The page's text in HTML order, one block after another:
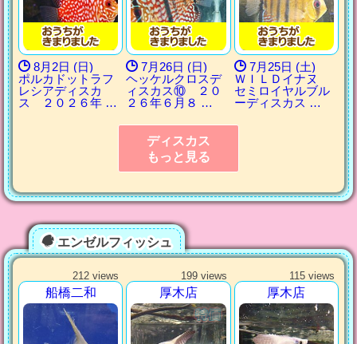
8月2日 (日)
ポルカドットラフ
レシアディスカ
ス ２０２６年 …
7月26日 (日)
ヘッケルクロスデ
ィスカス⑩ ２０
２６年６月８ …
7月25日 (土)
ＷＩＬＤイナヌ
セミロイヤルブル
ーディスカス …
ディスカス
もっと見る
エンゼルフィッシュ
212 views
船橋二和
199 views
厚木店
115 views
厚木店